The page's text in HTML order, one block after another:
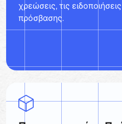
χρεώσεις, τις
πρόσβασης.